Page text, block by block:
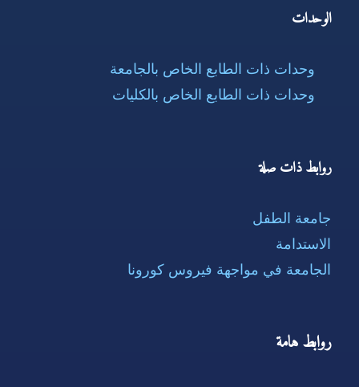
الوحدات
وحدات ذات الطابع الخاص بالجامعة
وحدات ذات الطابع الخاص بالكليات
روابط ذات صلة
جامعة الطفل
الاستدامة
الجامعة في مواجهة فيروس كورونا
روابط هامة